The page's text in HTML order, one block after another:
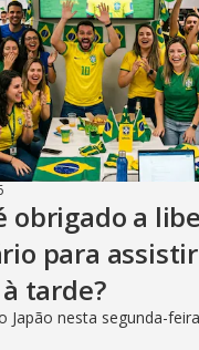
obrigado a
para
tarde?
Japão nesta segunda-